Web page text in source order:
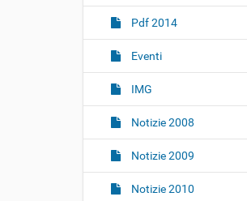
o
Pdf 2014
Eventi
IMG
Notizie 2008
Notizie 2009
Notizie 2010